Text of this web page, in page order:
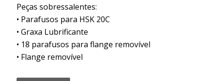
Peças sobressalentes:
• Parafusos para HSK 20C
• Graxa Lubrificante
• 18 parafusos para flange removível
• Flange removível